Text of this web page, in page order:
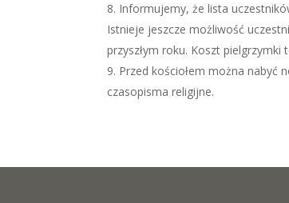
Informujemy, że lista
Istnieje jeszcze możliwość
przyszłym roku. Koszt pielgrzymki
Przed kościołem można nabyć
czasopisma religijne.